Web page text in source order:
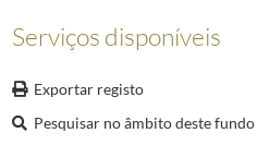
GB0205Dossiers temáticos/
000001
000005Pareceres do Ministro
Serviços disponíveis
Exportar registo
Pesquisar no âmbito deste fundo